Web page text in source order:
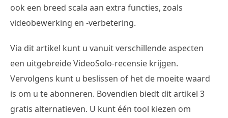
ook een breed scala aan extra functies, zoals
videobewerking en -verbetering.
Via dit artikel kunt u vanuit verschillende aspecten
een uitgebreide VideoSolo-recensie krijgen.
Vervolgens kunt u beslissen of het de moeite waard
is om u te abonneren. Bovendien biedt dit artikel 3
gratis alternatieven. U kunt één tool kiezen om